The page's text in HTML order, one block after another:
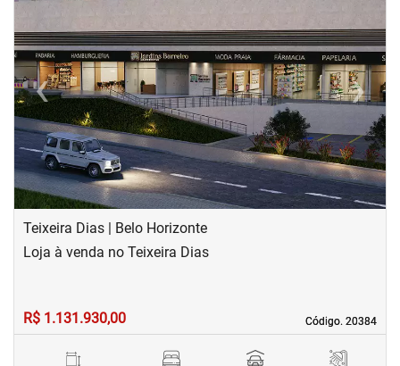
‹Previous ›Next
Teixeira Dias | Belo Horizonte
Código. 20384
Código. 20384
Loja à venda no Teixeira Dias
R$ 1.131.930,00